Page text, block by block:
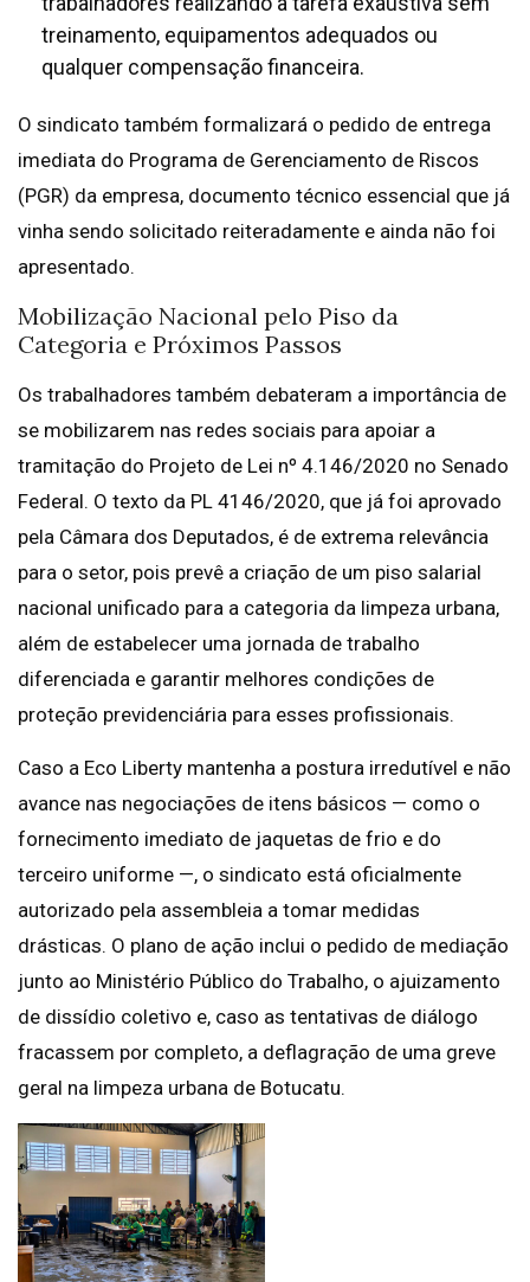
treinamento, equipamentos adequados ou
qualquer compensação financeira.
O sindicato também formalizará o pedido de entrega
imediata do Programa de Gerenciamento de Riscos
(PGR) da empresa, documento técnico essencial que já
vinha sendo solicitado reiteradamente e ainda não foi
apresentado.
Mobilização Nacional pelo Piso da
Categoria e Próximos Passos
Os trabalhadores também debateram a importância de
se mobilizarem nas redes sociais para apoiar a
tramitação do Projeto de Lei nº 4.146/2020 no Senado
Federal. O texto da PL 4146/2020, que já foi aprovado
pela Câmara dos Deputados, é de extrema relevância
para o setor, pois prevê a criação de um piso salarial
nacional unificado para a categoria da limpeza urbana,
além de estabelecer uma jornada de trabalho
diferenciada e garantir melhores condições de
proteção previdenciária para esses profissionais.
Caso a Eco Liberty mantenha a postura irredutível e não
avance nas negociações de itens básicos — como o
fornecimento imediato de jaquetas de frio e do
terceiro uniforme —, o sindicato está oficialmente
autorizado pela assembleia a tomar medidas
drásticas. O plano de ação inclui o pedido de mediação
junto ao Ministério Público do Trabalho, o ajuizamento
de dissídio coletivo e, caso as tentativas de diálogo
fracassem por completo, a deflagração de uma greve
geral na limpeza urbana de Botucatu.